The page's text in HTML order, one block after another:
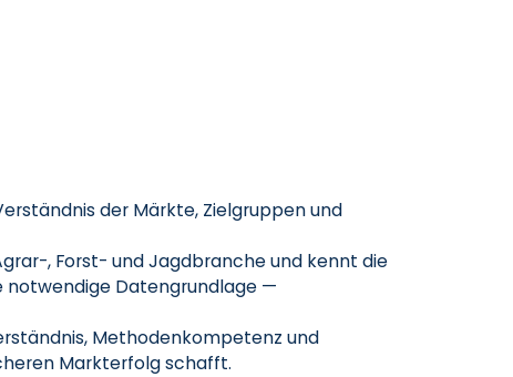
der Märkte, Zielgruppen und
, Forst- und Jagdbranche und kennt die
notwendige Datengrundlage —
Methodenkompetenz und
Markterfolg schafft.